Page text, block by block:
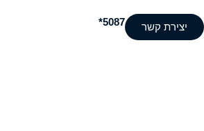
יצירת קשר 5087*